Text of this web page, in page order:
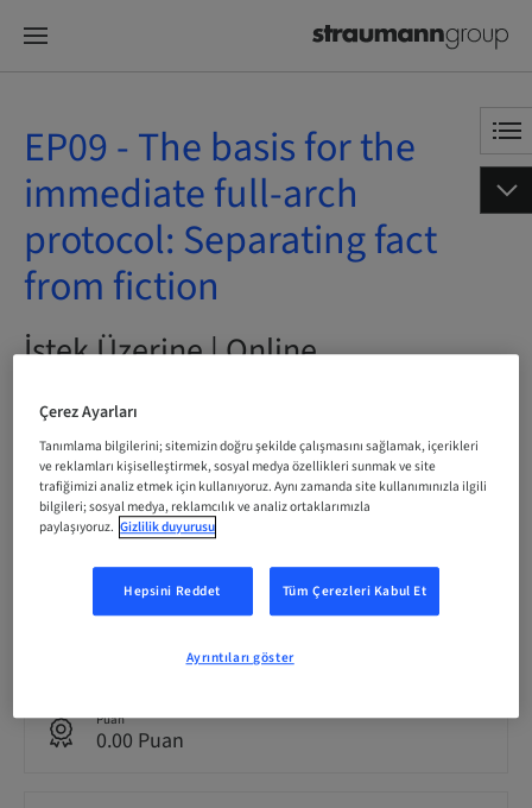
EP09 - The basis for the
immediate full-arch
protocol: Separating fact
from fiction
İstek Üzerine | Online
ŞIMDI YER AYIRT
Durum
bookable
Dil
Puan
0.00 Puan
Çerez Ayarları
Tanımlama bilgilerini; sitemizin doğru şekilde çalışmasını sağlamak, içerikleri
ve reklamları kişiselleştirmek, sosyal medya özellikleri sunmak ve site
trafiğimizi analiz etmek için kullanıyoruz. Aynı zamanda site kullanımınızla ilgili
bilgileri; sosyal medya, reklamcılık ve analiz ortaklarımızla
paylaşıyoruz. Gizlilik duyurusu
Hepsini Reddet Tüm Çerezleri Kabul Et
Ayrıntıları göster